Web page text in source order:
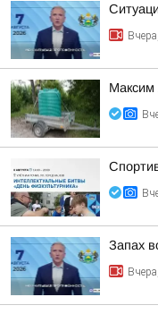
Максим
Запах